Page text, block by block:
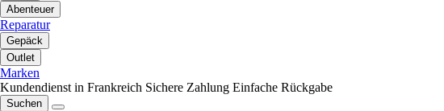
Abenteuer
Reparatur
Gepäck
Outlet
Marken
Kundendienst in Frankreich Sichere Zahlung Einfache Rückgabe
Suchen